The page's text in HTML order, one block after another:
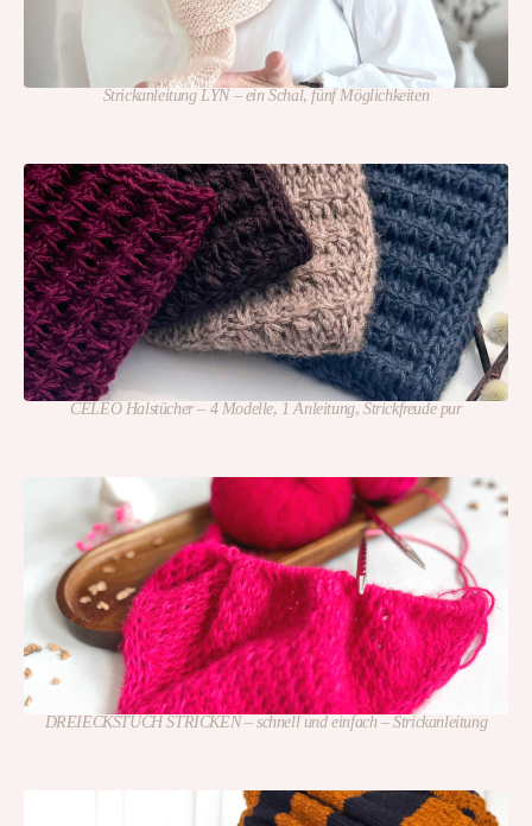
Strickanleitung LYN – ein Schal, fünf Möglichkeiten
CELEO Halstücher – 4 Modelle, 1 Anleitung, Strickfreude pur
DREIECKSTUCH STRICKEN – schnell und einfach – Strickanleitung